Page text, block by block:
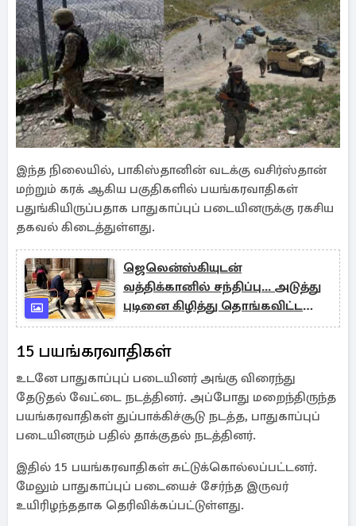
இந்த நிலையில், பாகிஸ்தானின் வடக்கு வசிர்ஸ்தான்
மற்றும் கரக் ஆகிய பகுதிகளில் பயங்கரவாதிகள்
பதுங்கியிருப்பதாக பாதுகாப்புப் படையினருக்கு ரகசிய
தகவல் கிடைத்துள்ளது.
ஜெலென்ஸ்கியுடன்
வத்திக்கானில் சந்திப்பு... அடுத்து
புடினை கிழித்து தொங்கவிட்ட
ட்ரம்ப்
15 பயங்கரவாதிகள்
உடனே பாதுகாப்புப் படையினர் அங்கு விரைந்து
தேடுதல் வேட்டை நடத்தினர். அப்போது மறைந்திருந்த
பயங்கரவாதிகள் துப்பாக்கிச்சூடு நடத்த, பாதுகாப்புப்
படையினரும் பதில் தாக்குதல் நடத்தினர்.
இதில் 15 பயங்கரவாதிகள் சுட்டுக்கொல்லப்பட்டனர்.
மேலும் பாதுகாப்புப் படையைச் சேர்ந்த இருவர்
உயிரிழந்ததாக தெரிவிக்கப்பட்டுள்ளது.